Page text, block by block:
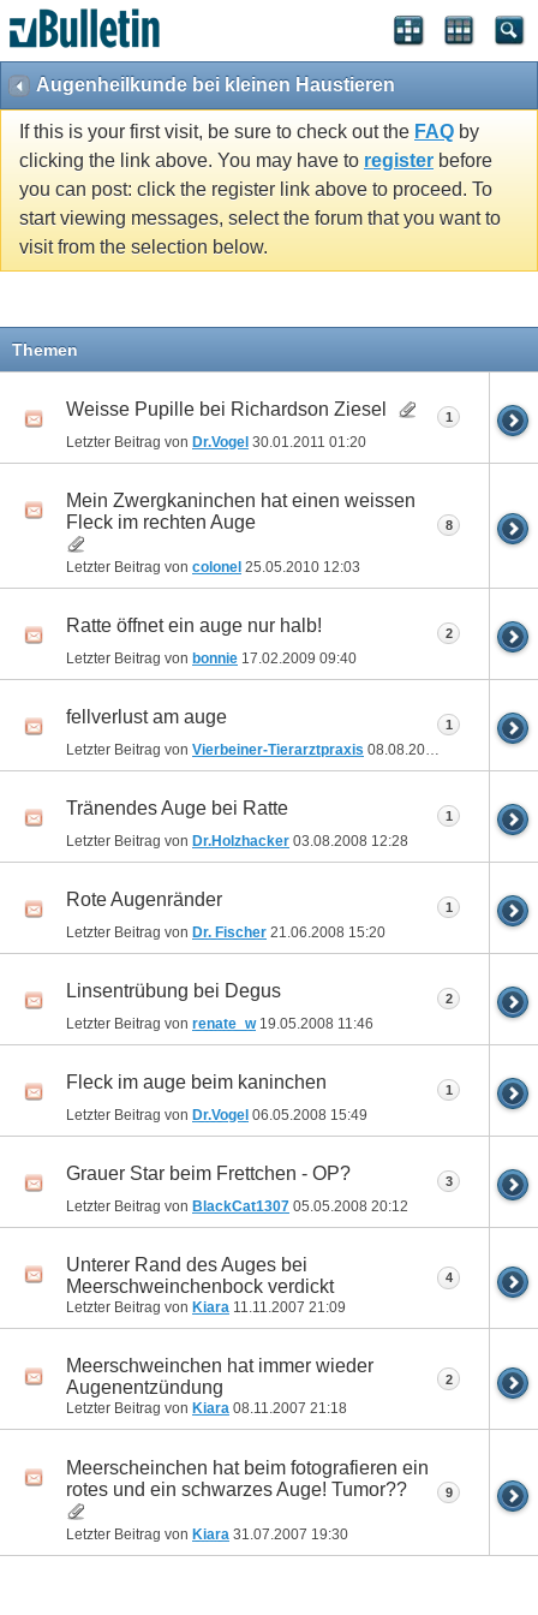
Augenheilkunde bei kleinen Haustieren
If this is your first visit, be sure to check out the FAQ by
clicking the link above. You may have to register before
you can post: click the register link above to proceed. To
start viewing messages, select the forum that you want to
visit from the selection below.
Themen
Weisse Pupille bei Richardson Ziesel
Letzter Beitrag von Dr.Vogel 30.01.2011 01:20
1
Mein Zwergkaninchen hat einen weissen
Fleck im rechten Auge
Letzter Beitrag von colonel 25.05.2010 12:03
8
Ratte öffnet ein auge nur halb!
Letzter Beitrag von bonnie 17.02.2009 09:40
2
fellverlust am auge
Letzter Beitrag von Vierbeiner-Tierarztpraxis 08.08.2008
1
Tränendes Auge bei Ratte
Letzter Beitrag von Dr.Holzhacker 03.08.2008 12:28
1
Rote Augenränder
Letzter Beitrag von Dr. Fischer 21.06.2008 15:20
1
Linsentrübung bei Degus
Letzter Beitrag von renate_w19.05.2008 11:46
2
Fleck im auge beim kaninchen
Letzter Beitrag von Dr.Vogel 06.05.2008 15:49
1
Grauer Star beim Frettchen - OP?
Letzter Beitrag von BlackCat1307 05.05.2008 20:12
3
Unterer Rand des Auges bei
Meerschweinchenbock verdickt
Letzter Beitrag von Kiara 11.11.2007 21:09
4
Meerschweinchen hat immer wieder
Augenentzündung
Letzter Beitrag von Kiara 08.11.2007 21:18
2
Meerscheinchen hat beim fotografieren ein
rotes und ein schwarzes Auge! Tumor??
Letzter Beitrag von Kiara 31.07.2007 19:30
9